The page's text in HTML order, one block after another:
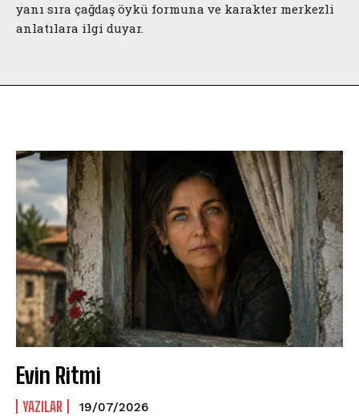
yanı sıra çağdaş öykü formuna ve karakter merkezli
anlatılara ilgi duyar.
Evin Ritmi
YAZILAR 19/07/2026